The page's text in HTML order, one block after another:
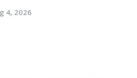
4, 2026